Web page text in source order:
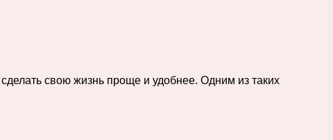
свою жизнь проще и удобнее. Одним из таких